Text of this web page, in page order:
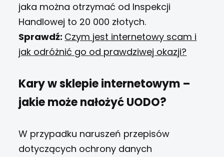
jaka można otrzymać od Inspekcji
Handlowej to 20 000 złotych.
Sprawdź: Czym jest internetowy scam i
jak odróżnić go od prawdziwej okazji?
Kary w sklepie internetowym –
jakie może nałożyć UODO?
W przypadku naruszeń przepisów
dotyczących ochrony danych